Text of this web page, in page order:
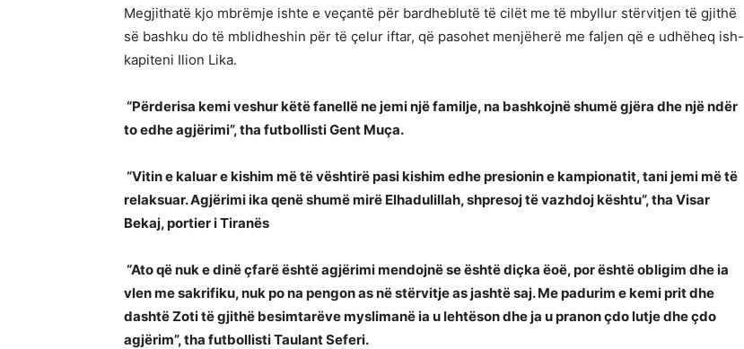
Megjithatë kjo mbrëmje ishte e veçantë për bardheblutë të cilët me të mbyllur stërvitjen të gjithë
së bashku do të mblidheshin për të çelur iftar, që pasohet menjëherë me faljen që e udhëheq ish-
kapiteni Ilion Lika.
“Përderisa kemi veshur këtë fanellë ne jemi një familje, na bashkojnë shumë gjëra dhe një ndër
to edhe agjërimi”, tha futbollisti Gent Muça.
“Vitin e kaluar e kishim më të vështirë pasi kishim edhe presionin e kampionatit, tani jemi më të
relaksuar. Agjërimi ika qenë shumë mirë Elhadulillah, shpresoj të vazhdoj kështu”, tha Visar
Bekaj, portier i Tiranës
“Ato që nuk e dinë çfarë është agjërimi mendojnë se është diçka ëoë, por është obligim dhe ia
vlen me sakrifiku, nuk po na pengon as në stërvitje as jashtë saj. Me padurim e kemi prit dhe
dashtë Zoti të gjithë besimtarëve myslimanë ia u lehtëson dhe ja u pranon çdo lutje dhe çdo
agjërim”, tha futbollisti Taulant Seferi.